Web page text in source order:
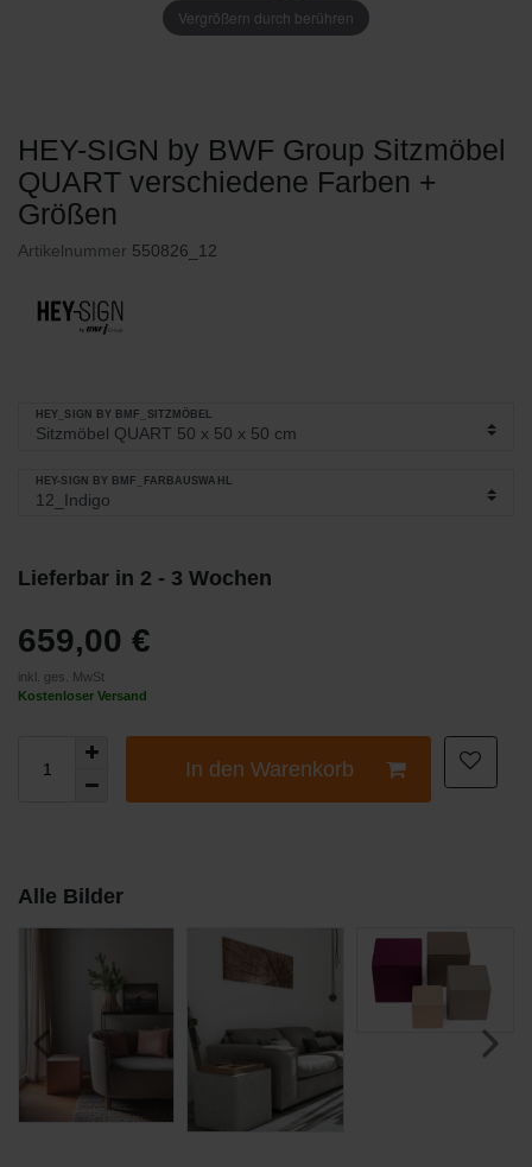
Vergrößern durch berühren
HEY-SIGN by BWF Group Sitzmöbel
QUART verschiedene Farben +
Größen
Artikelnummer 550826_12
HEY_SIGN BY BMF_SITZMÖBEL
HEY-SIGN BY BMF_FARBAUSWAHL
Lieferbar in 2 - 3 Wochen
659,00 €
inkl. ges. MwSt
Kostenloser Versand
In den Warenkorb
Alle Bilder